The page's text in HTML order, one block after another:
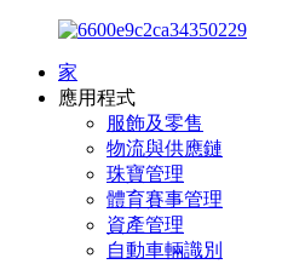
家
應用程式
服飾及零售
物流與供應鏈
珠寶管理
體育賽事管理
資產管理
自動車輛識別